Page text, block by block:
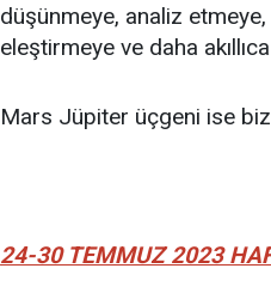
düşünmeye, analiz
eleştirmeye ve daha
Mars Jüpiter üçgeni ise
24-30 TEMMUZ 2023